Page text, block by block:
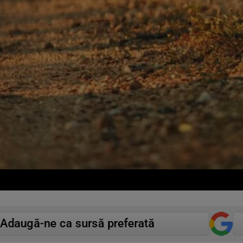
Adaugă-ne ca sursă preferată